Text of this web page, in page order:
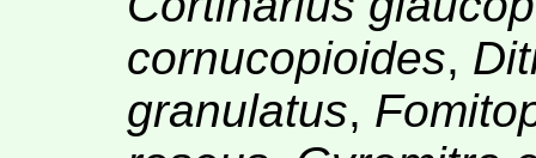
cornucopioides,
granulatus,